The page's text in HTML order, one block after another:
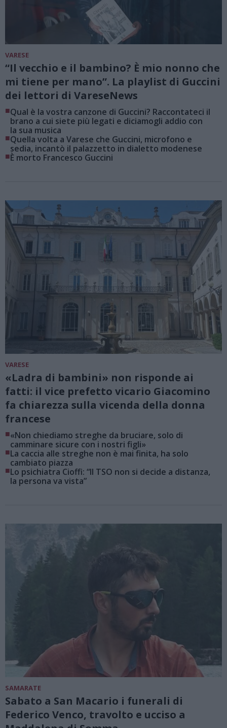
VARESE
“Il vecchio e il bambino? È mio nonno che
mi tiene per mano”. La playlist di Guccini
dei lettori di VareseNews
■Qual è la vostra canzone di Guccini? Raccontateci il
brano a cui siete più legati e diciamogli addio con
la sua musica
■Quella volta a Varese che Guccini, microfono e
sedia, incantò il palazzetto in dialetto modenese
■È morto Francesco Guccini
VARESE
«Ladra di bambini» non risponde ai
fatti: il vice prefetto vicario Giacomino
fa chiarezza sulla vicenda della donna
francese
■«Non chiediamo streghe da bruciare, solo di
camminare sicure con i nostri figli»
■La caccia alle streghe non è mai finita, ha solo
cambiato piazza
■Lo psichiatra Cioffi: “Il TSO non si decide a distanza,
la persona va vista”
SAMARATE
Sabato a San Macario i funerali di
Federico Venco, travolto e ucciso a